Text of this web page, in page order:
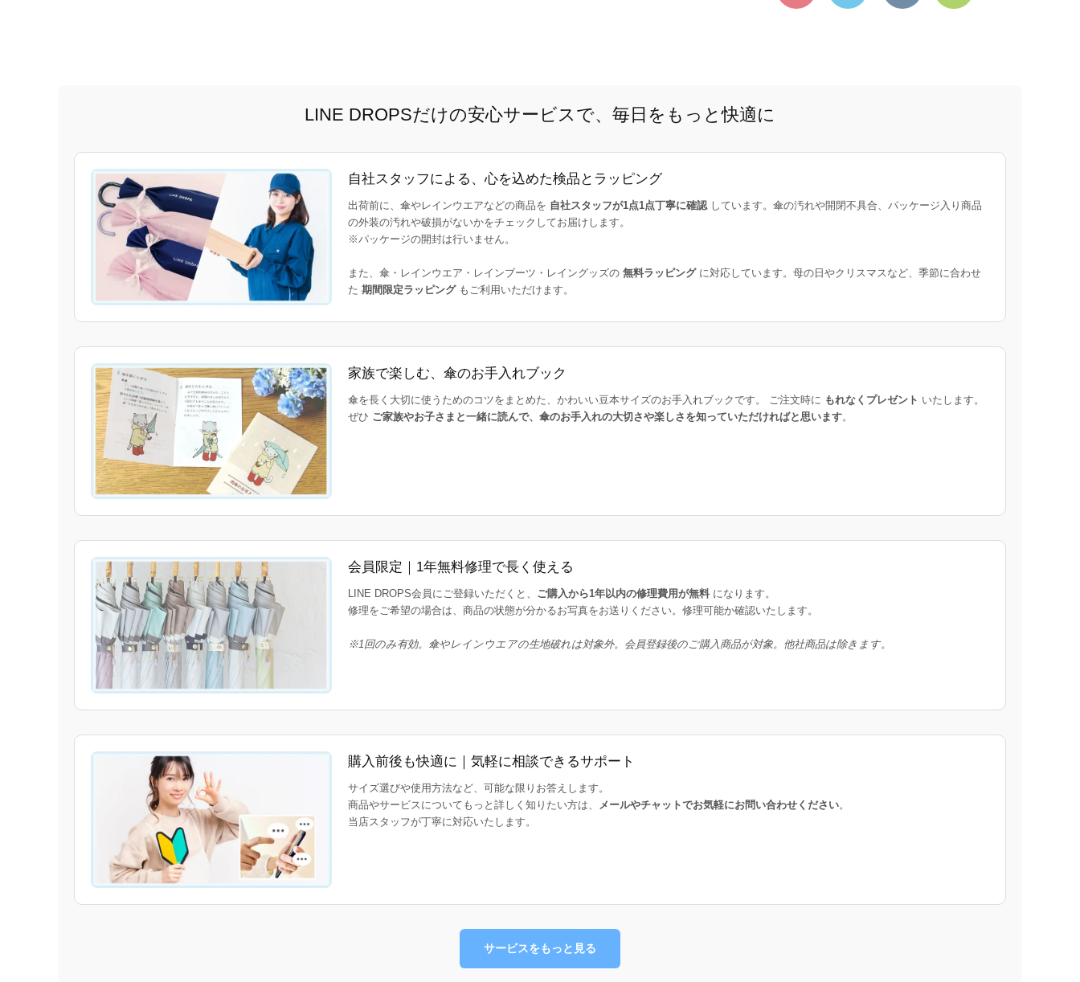
LINE DROPSだけの安心サービスで、毎日をもっと快適に
自社スタッフによる、心を込めた検品とラッピング
出荷前に、傘やレインウエアなどの商品を 自社スタッフが1点1点丁寧に確認しています。傘の汚れや開閉不具合、パッケージ入り商品
の外装の汚れや破損がないかをチェックしてお届けします。
※パッケージの開封は行いません。
また、傘・レインウエア・レインブーツ・レイングッズの 無料ラッピングに対応しています。母の日やクリスマスなど、季節に合わせ
た 期間限定ラッピングもご利用いただけます。
家族で楽しむ、傘のお手入れブック
傘を長く大切に使うためのコツをまとめた、かわいい豆本サイズのお手入れブックです。 ご注文時に もれなくプレゼント いたします。
ぜひ ご家族やお子さまと一緒に読んで、傘のお手入れの大切さや楽しさを知っていただければと思います。
会員限定｜1年無料修理で長く使える
LINE DROPS会員にご登録いただくと、 ご購入から1年以内の修理費用が無料になります。
修理をご希望の場合は、商品の状態が分かるお写真をお送りください。修理可能か確認いたします。
※1回のみ有効。傘やレインウエアの生地破れは対象外。会員登録後のご購入商品が対象。他社商品は除きます。
購入前後も快適に｜気軽に相談できるサポート
サイズ選びや使用方法など、可能な限りお答えします。
商品やサービスについてもっと詳しく知りたい方は、 メールやチャットでお気軽にお問い合わせください。
当店スタッフが丁寧に対応いたします。
サービスをもっと見る